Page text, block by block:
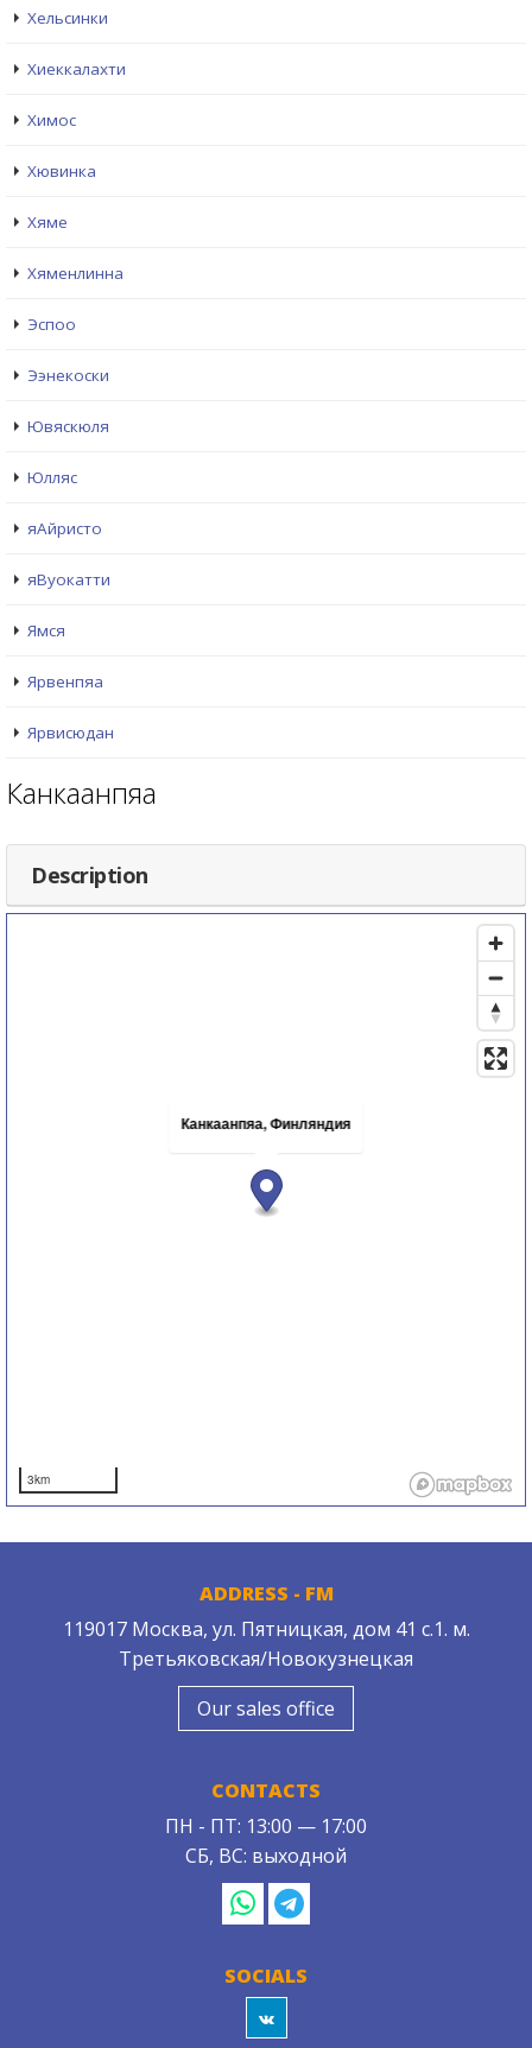
Хельсинки
Хиеккалахти
Химос
Хювинка
Хяме
Хяменлинна
Эспоо
Ээнекоски
Ювяскюля
Юлляс
яАйристо
яВуокатти
Ямся
Ярвенпяа
Ярвисюдан
Канкаанпяа
Description
3km
Канкаанпяа, Финляндия
ADDRESS - FM
119017 Москва, ул. Пятницкая, дом 41 с.1. м.
Третьяковская/Новокузнецкая
Our sales office
CONTACTS
ПН - ПТ: 13:00 — 17:00
СБ, ВС: выходной
SOCIALS